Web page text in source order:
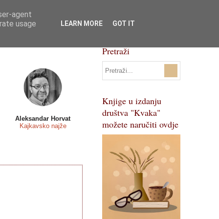
Svi natječaji
Pojmovnik
Aleksandar Horvat
Kajkavsko najže
Pretraži
Knjige u izdanju
društva "Kvaka"
možete naručiti ovdje
agent
usage
LEARN MORE GOT IT